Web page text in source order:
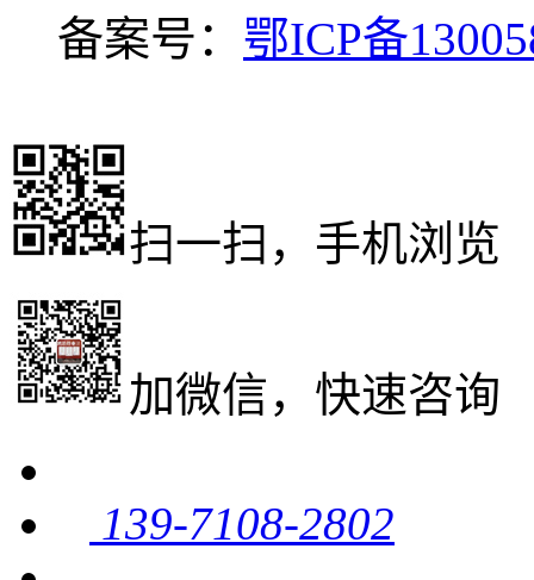
备案号： 鄂ICP备
扫一扫，手机浏览
加微信，快速咨询
139-7108-2802